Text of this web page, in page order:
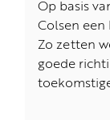
Op basis
Colsen een
Zo zetten
goede